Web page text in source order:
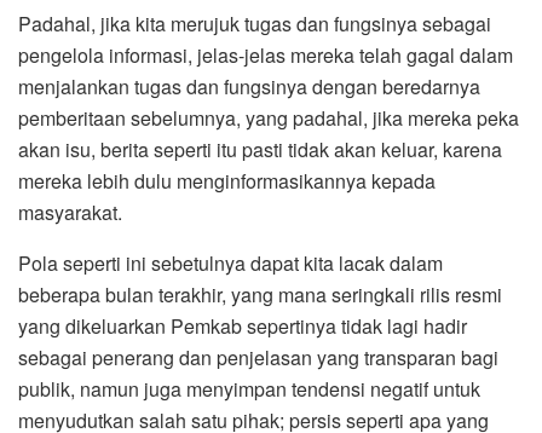
Padahal, jika kita merujuk tugas dan fungsinya sebagai
pengelola informasi, jelas-jelas mereka telah gagal dalam
menjalankan tugas dan fungsinya dengan beredarnya
pemberitaan sebelumnya, yang padahal, jika mereka peka
akan isu, berita seperti itu pasti tidak akan keluar, karena
mereka lebih dulu menginformasikannya kepada
masyarakat.
Pola seperti ini sebetulnya dapat kita lacak dalam
beberapa bulan terakhir, yang mana seringkali rilis resmi
yang dikeluarkan Pemkab sepertinya tidak lagi hadir
sebagai penerang dan penjelasan yang transparan bagi
publik, namun juga menyimpan tendensi negatif untuk
menyudutkan salah satu pihak; persis seperti apa yang